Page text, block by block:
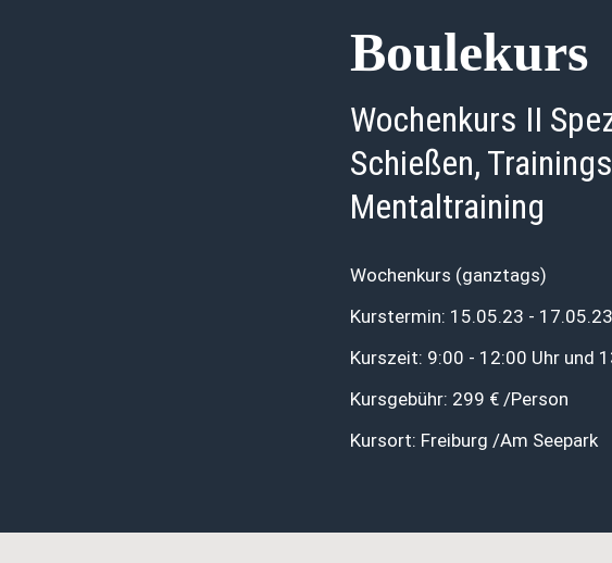
Boulekurs
Wochenkurs II
Schießen,
Mentaltraining
Wochenkurs (ganztags)
Kurstermin: 15.05.23 - 17.05.23
Kurszeit: 9:00 - 12:00 Uhr und
Kursgebühr: 299 € /Person
Kursort: Freiburg /Am Seepark